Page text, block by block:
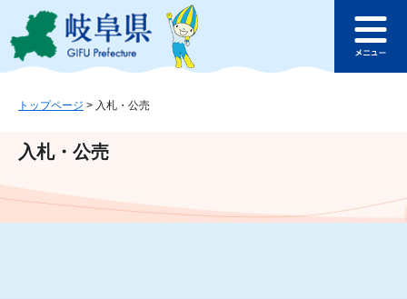
ジ
ュ
文
このページの本文へ
ュ
トップページ > 入札・公売
入札・公売